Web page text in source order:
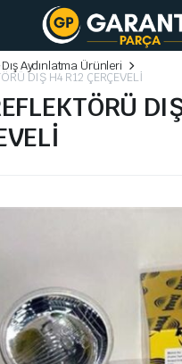
Dış Aydınlatma Ürünleri
DIŞ H4 R12 ÇERÇEVELİ